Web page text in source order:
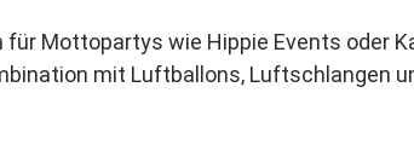
Mottopartys wie Hippie Events oder
mit Luftballons, Luftschlangen